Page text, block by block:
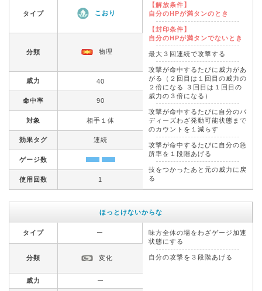
タイプ こおり
【解放条件】
自分のHPが満タンのとき
【封印条件】
自分のHPが満タンでないとき
最大３回連続で攻撃する
攻撃が命中するたびに威力があ
がる（２回目は１回目の威力の
２倍になる ３回目は１回目の
威力の３倍になる）
攻撃が命中するたびに自分のバ
ディーズわざ発動可能状態まで
のカウントを１減らす
攻撃が命中するたびに自分の急
所率を１段階あげる
技をつかったあと元の威力に戻
る
分類 物理
威力 40
命中率 90
対象 相手１体
効果タグ 連続
ゲージ数
使用回数 1
ほっとけないからな
タイプ ー
味方全体の場をわざゲージ加速
状態にする
自分の攻撃を３段階あげる
分類 変化
威力 ー